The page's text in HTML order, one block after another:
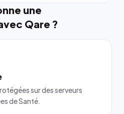
une
Qare ?
sur des serveurs
de Santé.